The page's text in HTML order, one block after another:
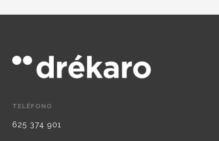
TELÉFONO
625 374 901